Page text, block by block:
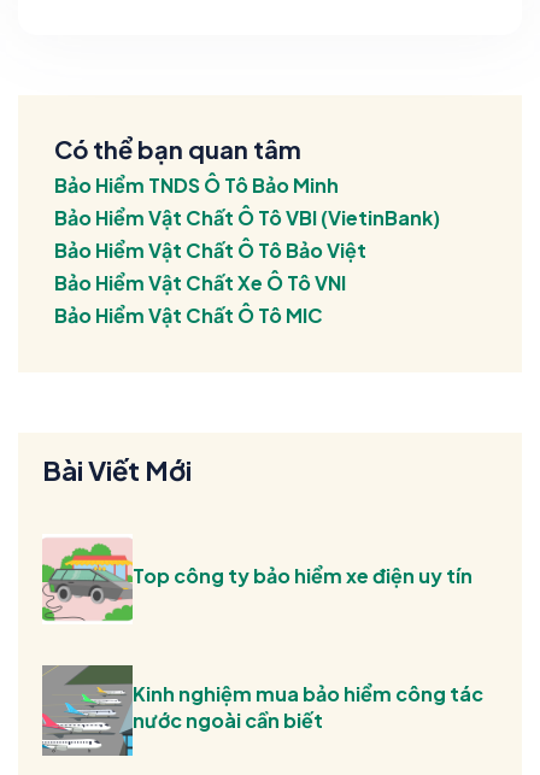
Có thể bạn quan tâm
Bảo Hiểm TNDS Ô Tô Bảo Minh
Bảo Hiểm Vật Chất Ô Tô VBI (VietinBank)
Bảo Hiểm Vật Chất Ô Tô Bảo Việt
Bảo Hiểm Vật Chất Xe Ô Tô VNI
Bảo Hiểm Vật Chất Ô Tô MIC
Bài Viết Mới
Top công ty bảo hiểm xe điện uy tín
Kinh nghiệm mua bảo hiểm công tác
nước ngoài cần biết